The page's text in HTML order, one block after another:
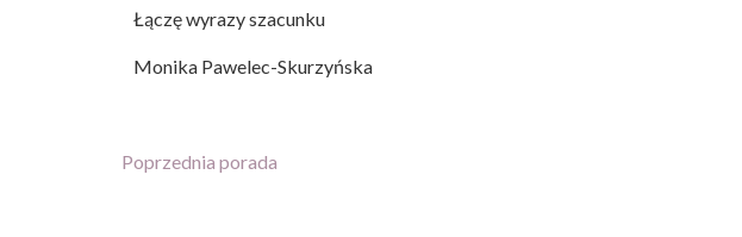
Łączę wyrazy szacunku
Monika Pawelec-Skurzyńska
Poprzednia porada